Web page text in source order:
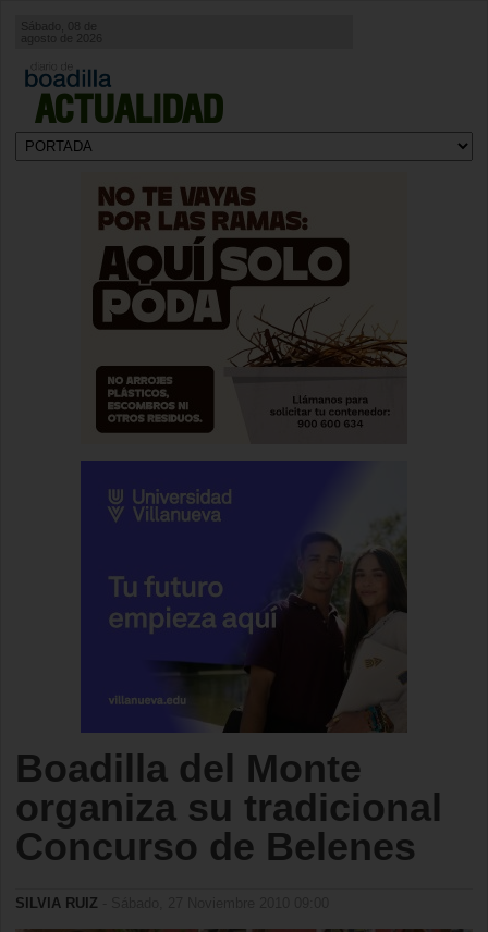
ACTUALIDAD
Sábado, 08 de
agosto de 2026
Boadilla del Monte
organiza su tradicional
Concurso de Belenes
SILVIA RUIZ